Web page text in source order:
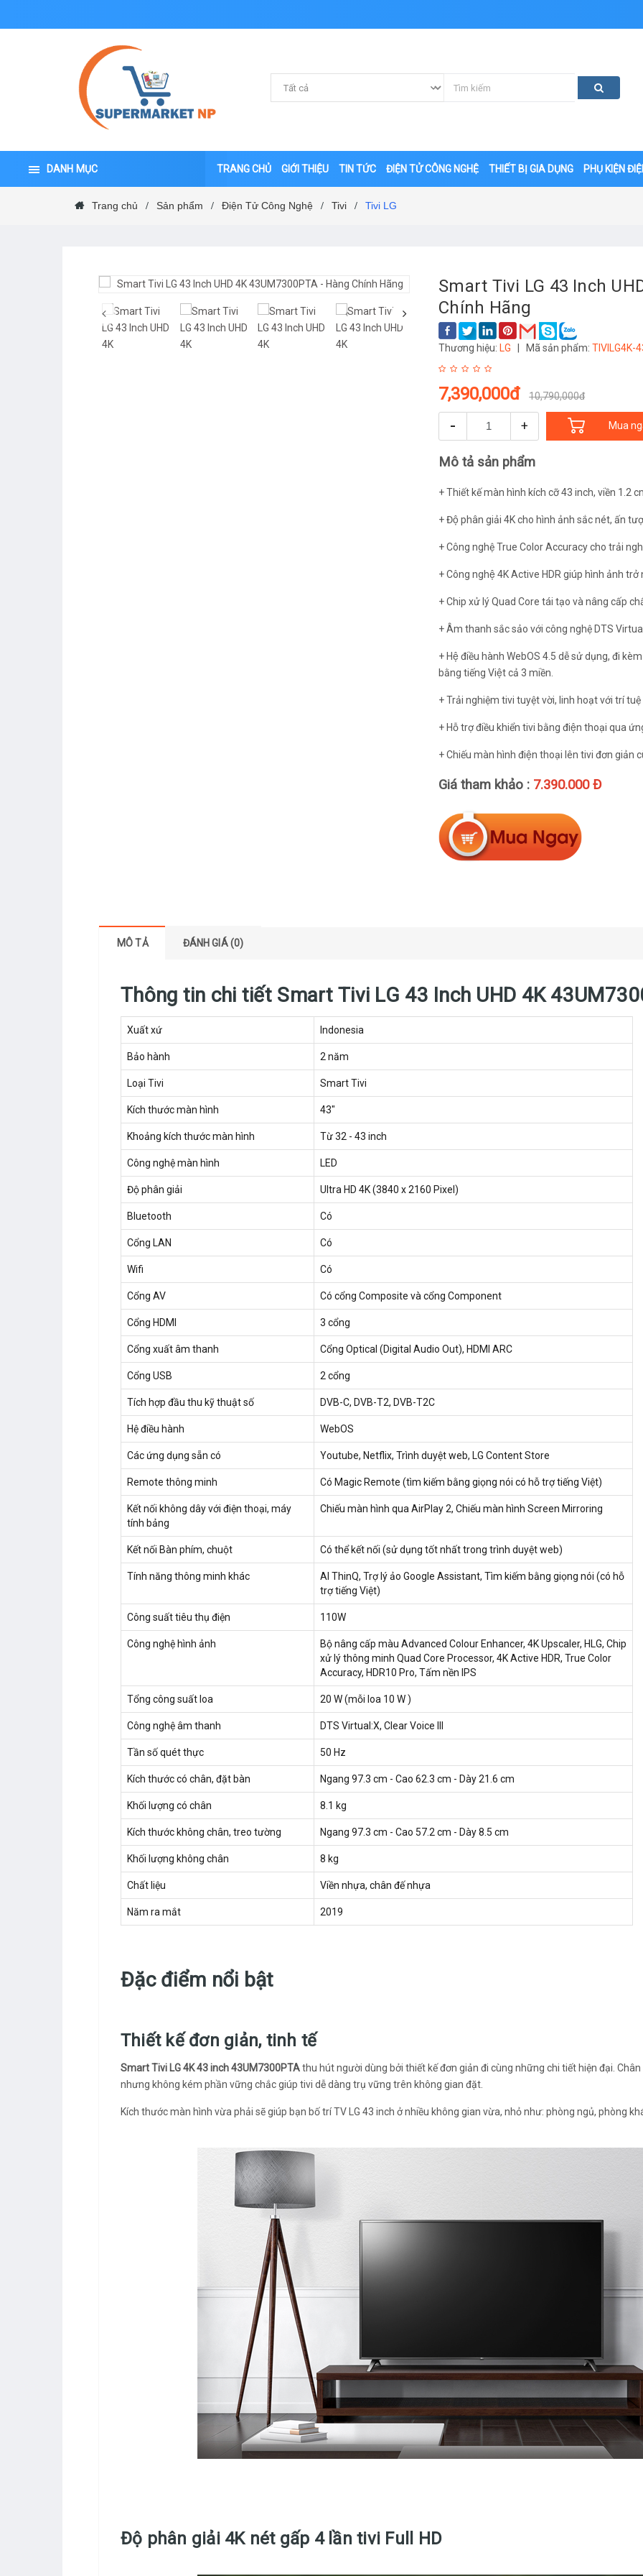
DANH MỤC TRANG CHỦ GIỚI THIỆU TIN TỨC ĐIỆN TỬ CÔNG NGHỆ THIẾT BỊ GIA DỤNG PHỤ KIỆN
Trang chủ / Sản phẩm / Điện Tử Công Nghệ / Tivi / Tivi LG
‹
Smart Tivi LG 43 Inch
Chính Hãng
Thương hiệu: LG Mã sản phẩm:TIVILG4K-
7,390,000đ 10,790,000đ
- + Mua
Mô tả sản phẩm
+ Thiết kế màn hình kích cỡ 43 inch, viền 1.2
+ Độ phân giải 4K cho hình ảnh sắc nét, ấn
+ Công nghệ True Color Accuracy cho trải
+ Công nghệ 4K Active HDR giúp hình ảnh
+ Chip xử lý Quad Core tái tạo và nâng cấp
+ Âm thanh sắc sảo với công nghệ DTS
+ Hệ điều hành WebOS 4.5 dễ sử dụng, đi
bằng tiếng Việt cả 3 miền.
+ Trải nghiệm tivi tuyệt vời, linh hoạt với trí tuệ
+ Hỗ trợ điều khiển tivi bằng điện thoại qua
+ Chiếu màn hình điện thoại lên tivi đơn giản
Giá tham khảo : 7.390.000 Đ
MÔ TẢ ĐÁNH GIÁ (0)
Thông tin chi tiết Smart Tivi LG 43 Inch UHD 4K
Xuất xứ Indonesia
Bảo hành 2 năm
Loại Tivi Smart Tivi
Kích thước màn hình 43"
Khoảng kích thước màn hình Từ 32 - 43 inch
Công nghệ màn hình LED
Độ phân giải Ultra HD 4K (3840 x 2160 Pixel)
Bluetooth Có
Cổng LAN Có
Wifi Có
Cổng AV Có cổng Composite và cổng Component
Cổng HDMI 3 cổng
Cổng xuất âm thanh Cổng Optical (Digital Audio Out), HDMI ARC
Cổng USB 2 cổng
Tích hợp đầu thu kỹ thuật số DVB-C, DVB-T2, DVB-T2C
Hệ điều hành WebOS
Các ứng dụng sẵn có Youtube, Netflix, Trình duyệt web, LG Content Store
Remote thông minh Có Magic Remote (tìm kiếm bằng giọng nói có hỗ trợ tiếng Việt)
Kết nối không dây với điện thoại, máy
tính bảng
Chiếu màn hình qua AirPlay 2, Chiếu màn hình Screen Mirroring
Kết nối Bàn phím, chuột Có thể kết nối (sử dụng tốt nhất trong trình duyệt web)
Tính năng thông minh khác
AI ThinQ, Trợ lý ảo Google Assistant, Tìm kiếm bằng giọng nói (có hỗ
trợ tiếng Việt)
Công suất tiêu thụ điện 110W
Công nghệ hình ảnh
Bộ nâng cấp màu Advanced Colour Enhancer, 4K Upscaler, HLG, Chip
xử lý thông minh Quad Core Processor, 4K Active HDR, True Color
Accuracy, HDR10 Pro, Tấm nền IPS
Tổng công suất loa 20 W (mỗi loa 10 W )
Công nghệ âm thanh DTS Virtual:X, Clear Voice III
Tần số quét thực 50 Hz
Kích thước có chân, đặt bàn Ngang 97.3 cm - Cao 62.3 cm - Dày 21.6 cm
Khối lượng có chân 8.1 kg
Kích thước không chân, treo tường Ngang 97.3 cm - Cao 57.2 cm - Dày 8.5 cm
Khối lượng không chân 8 kg
Chất liệu Viền nhựa, chân đế nhựa
Năm ra mắt 2019
Đặc điểm nổi bật
Thiết kế đơn giản, tinh tế
Smart Tivi LG 4K 43 inch 43UM7300PTAthu hút người dùng bởi thiết kế đơn giản đi cùng những chi tiết hiện đại.
nhưng không kém phần vững chắc giúp tivi dễ dàng trụ vững trên không gian đặt.
Kích thước màn hình vừa phải sẽ giúp bạn bố trí TV LG 43 inch ở nhiều không gian vừa, nhỏ như: phòng ngủ, phòng
Độ phân giải 4K nét gấp 4 lần tivi Full HD